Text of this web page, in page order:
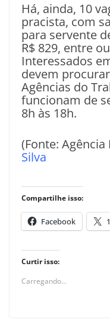
Há, ainda, 10
pracista, com
para servente
R$ 829, entre
Interessados
devem
Agências do
funcionam de
8h às 18h.
(Fonte: Agência
Silva
Compartilhe isso:
Facebook
Curtir isso:
Carregando...